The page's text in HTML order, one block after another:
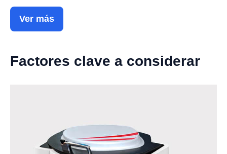
Ver más
Factores clave a considerar